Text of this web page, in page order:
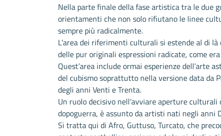
Nella parte finale della fase artistica tra le due
orientamenti che non solo rifiutano le linee
sempre più radicalmente.
L’area dei riferimenti culturali si estende al di
delle pur originali espressioni radicate, come
Quest’area include ormai esperienze
del cubismo soprattutto nella versione data da
degli anni Venti e Trenta.
Un ruolo decisivo nell’avviare aperture
dopoguerra, è assunto da artisti nati negli anni
Si tratta qui di Afro, Guttuso, Turcato, che